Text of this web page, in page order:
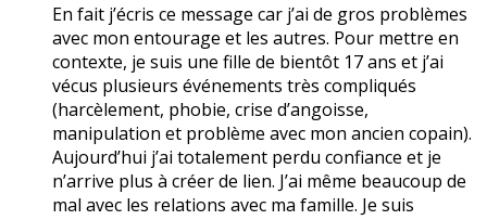
En fait j’écris ce message car j’ai de gros problèmes
avec mon entourage et les autres. Pour mettre en
contexte, je suis une fille de bientôt 17 ans et j’ai
vécus plusieurs événements très compliqués
(harcèlement, phobie, crise d’angoisse,
manipulation et problème avec mon ancien copain).
Aujourd’hui j’ai totalement perdu confiance et je
n’arrive plus à créer de lien. J’ai même beaucoup de
mal avec les relations avec ma famille. Je suis